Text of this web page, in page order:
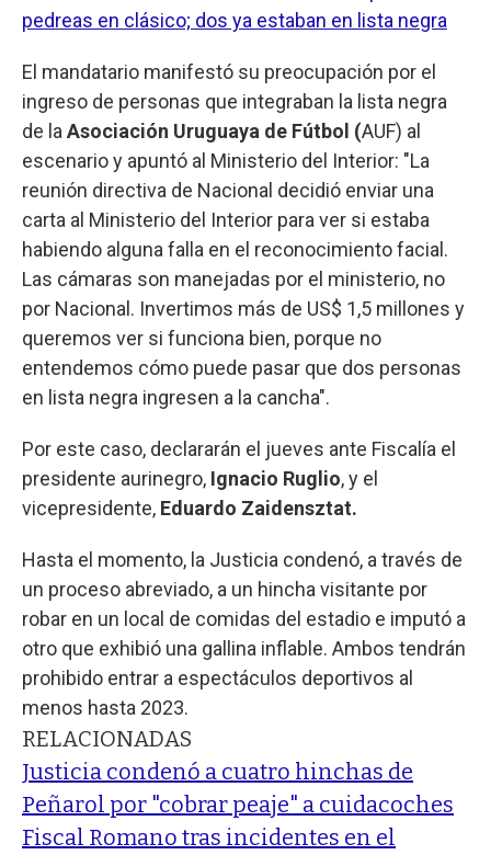
pedreas en clásico; dos ya estaban en lista negra
El mandatario manifestó su preocupación por el
ingreso de personas que integraban la lista negra
de la Asociación Uruguaya de Fútbol (AUF) al
escenario y apuntó al Ministerio del Interior: "La
reunión directiva de Nacional decidió enviar una
carta al Ministerio del Interior para ver si estaba
habiendo alguna falla en el reconocimiento facial.
Las cámaras son manejadas por el ministerio, no
por Nacional. Invertimos más de US$ 1,5 millones y
queremos ver si funciona bien, porque no
entendemos cómo puede pasar que dos personas
en lista negra ingresen a la cancha".
Por este caso, declararán el jueves ante Fiscalía el
presidente aurinegro, Ignacio Ruglio, y el
vicepresidente, Eduardo Zaidensztat.
Hasta el momento, la Justicia condenó, a través de
un proceso abreviado, a un hincha visitante por
robar en un local de comidas del estadio e imputó a
otro que exhibió una gallina inflable. Ambos tendrán
prohibido entrar a espectáculos deportivos al
menos hasta 2023.
RELACIONADAS
Justicia condenó a cuatro hinchas de
Peñarol por "cobrar peaje" a cuidacoches
Fiscal Romano tras incidentes en el